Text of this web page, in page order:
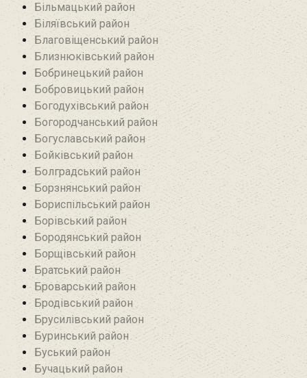
Більмацький район
Біляївський район‎
Благовіщенський район
Близнюківський район
Бобринецький район
Бобровицький район
Богодухівський район
Богородчанський район
Богуславський район
Бойківський район
Болградський район
Борзнянський район
Бориспільський район
Борівський район
Бородянський район
Борщівський район‎
Братський район‎
Броварський район
Бродівський район‎
Брусилівський район‎
Буринський район
Буський район‎
Бучацький район